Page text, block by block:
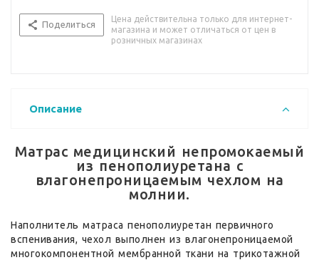
Поделиться
Цена действительна только для интернет-
магазина и может отличаться от цен в
розничных магазинах
Описание
Матрас медицинский непромокаемый
из пенополиуретана с
влагонепроницаемым чехлом на
молнии.
Наполнитель матраса пенополиуретан первичного
вспенивания, чехол выполнен из влагонепроницаемой
многокомпонентной мембранной ткани на трикотажной